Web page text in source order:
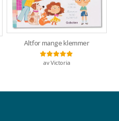
Altfor mange klemmer
Vurdert5av 5
av Victoria